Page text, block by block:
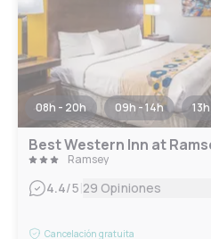
08h - 20h 09h - 14h
Best Western Inn at
Ramsey
4.4/5 29 Opiniones
Cancelación gratuita